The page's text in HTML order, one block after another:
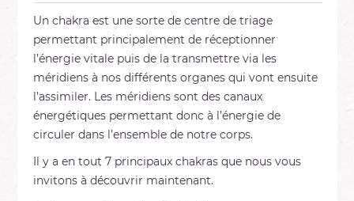
Un chakra est une sorte de centre de triage
permettant principalement de réceptionner
l’énergie vitale puis de la transmettre via les
méridiens à nos différents organes qui vont ensuite
l’assimiler. Les méridiens sont des canaux
énergétiques permettant donc à l’énergie de
circuler dans l’ensemble de notre corps.
Il y a en tout 7 principaux chakras que nous vous
invitons à découvrir maintenant.